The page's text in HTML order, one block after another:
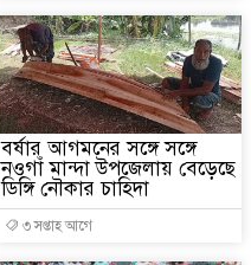
বর্ষার আগমনের সঙ্গে সঙ্গে
নওগাঁ মান্দা উপজেলায় বেড়েছে
ডিঙ্গি নৌকার চাহিদা
৩ সপ্তাহ আগে